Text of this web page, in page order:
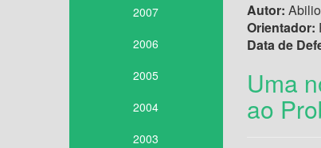
2007
2006
2005
2004
2003
Autor:
Orientador:
Data de
Uma
ao